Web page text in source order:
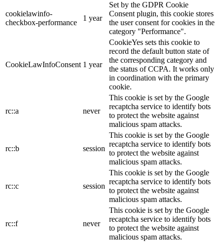
cookielawinfo-
checkbox-performance
1 year
Set by the GDPR Cookie
Consent plugin, this cookie stores
the user consent for cookies in the
category "Performance".
CookieLawInfoConsent 1 year
CookieYes sets this cookie to
record the default button state of
the corresponding category and
the status of CCPA. It works only
in coordination with the primary
cookie.
rc::a never
This cookie is set by the Google
recaptcha service to identify bots
to protect the website against
malicious spam attacks.
rc::b session
This cookie is set by the Google
recaptcha service to identify bots
to protect the website against
malicious spam attacks.
rc::c session
This cookie is set by the Google
recaptcha service to identify bots
to protect the website against
malicious spam attacks.
rc::f never
This cookie is set by the Google
recaptcha service to identify bots
to protect the website against
malicious spam attacks.